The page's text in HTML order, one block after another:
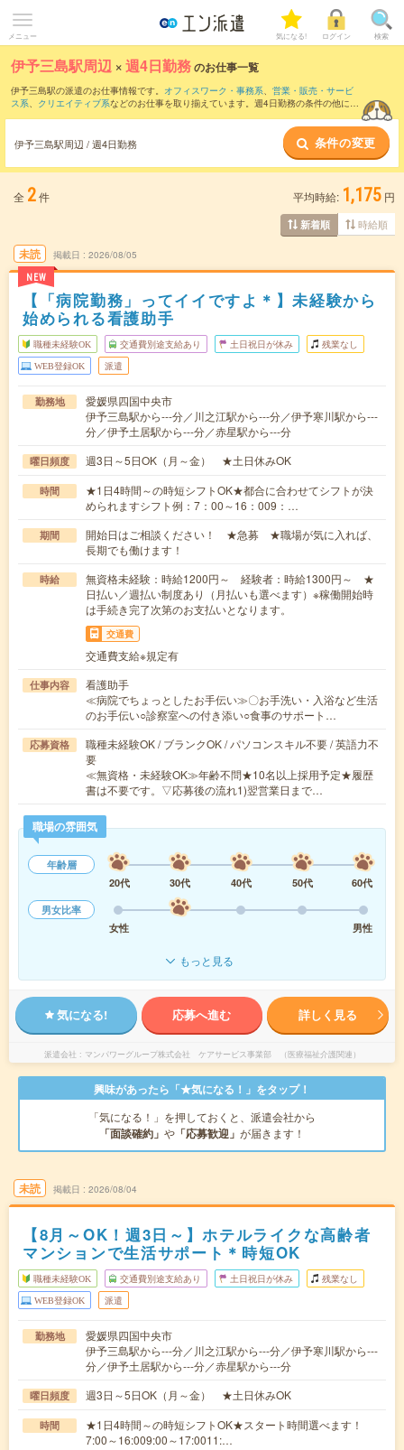
メニュー 気になる! ログイン 検索
伊予三島駅周辺 ×週4日勤務のお仕事一覧
伊予三島駅の派遣のお仕事情報です。 オフィスワーク・事務系、 営業・販売・サービ
ス系、 クリエイティブ系などのお仕事を取り揃えています。週4日勤務の条件の他に、
伊予三島駅周辺 / 週4日勤務 条件の変更
全 2件 平均時給: 1,175 円
新着順 時給順
未読
NEW
掲載日 2026/08/05
【「病院勤務」ってイイですよ＊】未経験から
始められる看護助手
職種未経験OK 交通費別途支給あり 土日祝日が休み 残業なし
WEB登録OK 派遣
勤務地
愛媛県四国中央市
伊予三島駅から---分／川之江駅から---分／伊予寒川駅から---
分／伊予土居駅から---分／赤星駅から---分
曜日頻度 週3日～5日OK（月～金） ★土日休みOK
時間
★1日4時間～の時短シフトOK★都合に合わせてシフトが決
められますシフト例：7：00～16：009：…
期間
開始日はご相談ください！ ★急募 ★職場が気に入れば、
長期でも働けます！
時給
無資格未経験：時給1200円～ 経験者：時給1300円～ ★
日払い／週払い制度あり（月払いも選べます）※稼働開始時
は手続き完了次第のお支払いとなります。
交通費
交通費支給※規定有
仕事内容
看護助手
≪病院でちょっとしたお手伝い≫〇お手洗い・入浴など生活
のお手伝い○診察室への付き添い○食事のサポート…
応募資格
職種未経験OK / ブランクOK / パソコンスキル不要 / 英語力不
要
≪無資格・未経験OK≫年齢不問★10名以上採用予定★履歴
書は不要です。▽応募後の流れ1)翌営業日まで…
職場の雰囲気
年齢層
20代
30代 40代 50代
60代
男女比率
女性
男性
もっと見る
気になる! 応募へ進む 詳しく見る
派遣会社 マンパワーグループ株式会社 ケアサービス事業部 （医療福祉介護関連）
興味があったら「★気になる！」をタップ！
「気になる！」を押しておくと、派遣会社から
「面談確約」 や 「応募歓迎」 が届きます！
未読 掲載日 2026/08/04
【8月～OK！週3日～】ホテルライクな高齢者
マンションで生活サポート＊時短OK
職種未経験OK 交通費別途支給あり 土日祝日が休み 残業なし
WEB登録OK 派遣
勤務地
愛媛県四国中央市
伊予三島駅から---分／川之江駅から---分／伊予寒川駅から---
分／伊予土居駅から---分／赤星駅から---分
曜日頻度 週3日～5日OK（月～金） ★土日休みOK
時間
★1日4時間～の時短シフトOK★スタート時間選べます！
7:00～16:009:00～17:0011:…